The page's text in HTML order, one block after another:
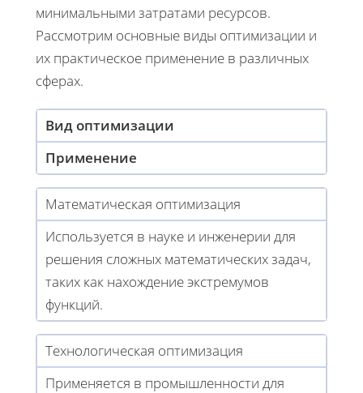
минимальными затратами ресурсов.
Рассмотрим основные виды оптимизации и
их практическое применение в различных
сферах.
Вид оптимизации
Применение
Математическая оптимизация
Используется в науке и инженерии для
решения сложных математических задач,
таких как нахождение экстремумов
функций.
Технологическая оптимизация
Применяется в промышленности для